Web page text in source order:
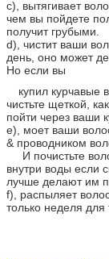
c), вытягивает
чем вы пойдете
получит грубыми.
d), чистит ваши
день, оно может
Но если вы
купил курчавые
чистьте щеткой,
пойти через ваши
e), моет ваши
& проводником
И почистьте
внутри воды если
лучше делают им
f), распыляет
только неделя для